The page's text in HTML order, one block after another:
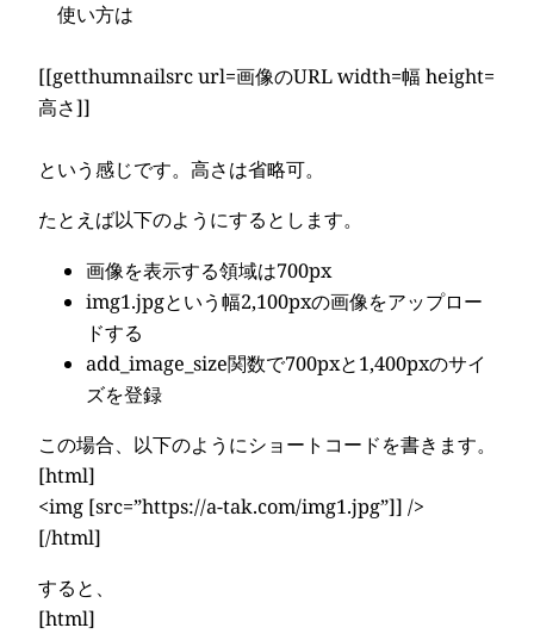
使い方は
[[getthumnailsrc url=画像のURL width=幅 height=
高さ]]
という感じです。高さは省略可。
たとえば以下のようにするとします。
画像を表示する領域は700px
img1.jpgという幅2,100pxの画像をアップロー
ドする
add_image_size関数で700pxと1,400pxのサイ
ズを登録
この場合、以下のようにショートコードを書きます。
[html]
<img [src=”https://a-tak.com/img1.jpg”]] />
[/html]
すると、
[html]